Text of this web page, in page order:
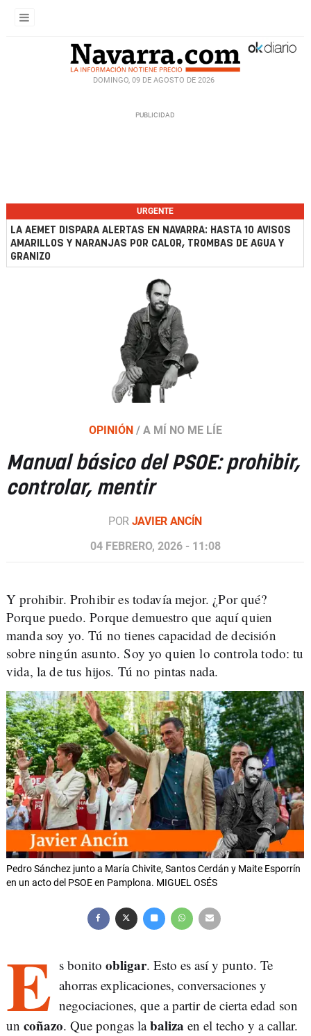
DOMINGO, 09 DE AGOSTO DE 2026
URGENTE
LA AEMET DISPARA ALERTAS EN NAVARRA: HASTA 10 AVISOS
AMARILLOS Y NARANJAS POR CALOR, TROMBAS DE AGUA Y
GRANIZO
OPINIÓN / A MÍ NO ME LÍE
Manual básico del PSOE: prohibir,
controlar, mentir
POR JAVIER ANCÍN
04 FEBRERO, 2026 - 11:08
Y prohibir. Prohibir es todavía mejor. ¿Por qué?
Porque puedo. Porque demuestro que aquí quien
manda soy yo. Tú no tienes capacidad de decisión
sobre ningún asunto. Soy yo quien lo controla todo: tu
vida, la de tus hijos. Tú no pintas nada.
Pedro Sánchez junto a María Chivite, Santos Cerdán y Maite Esporrín
en un acto del PSOE en Pamplona. MIGUEL OSÉS
E s bonito obligar. Esto es así y punto. Te
ahorras explicaciones, conversaciones y
negociaciones, que a partir de cierta edad son
un coñazo. Que pongas labaliza en el techo y a callar.